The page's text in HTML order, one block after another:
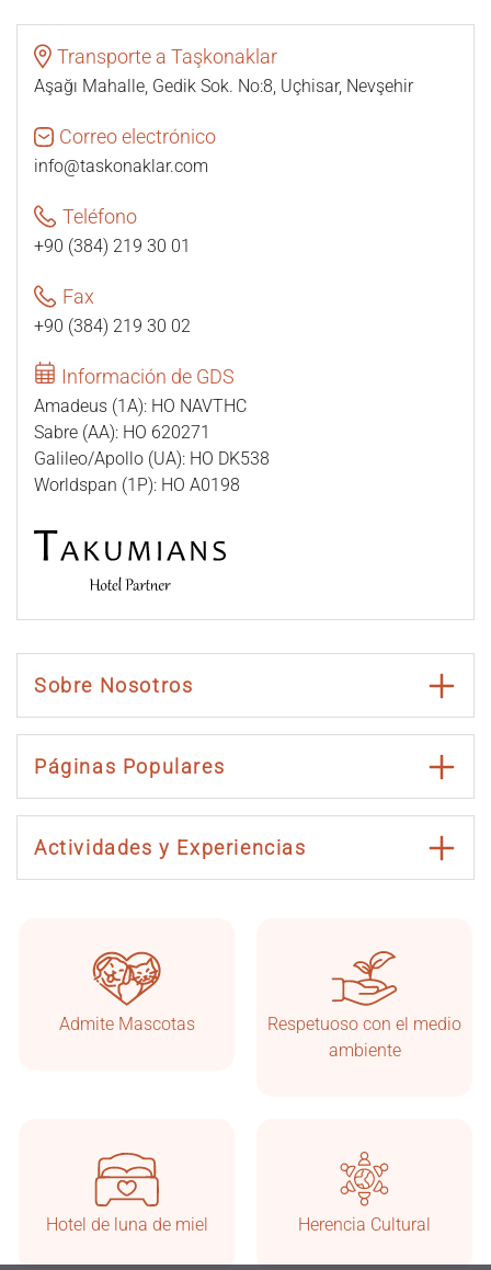
Taşkonaklar
Transporte a Taşkonaklar
Aşağı Mahalle, Gedik Sok. No:8, Uçhisar, Nevşehir
Correo electrónico
info@taskonaklar.com
Teléfono
+90 (384) 219 30 01
Fax
+90 (384) 219 30 02
Información de GDS
Amadeus (1A): HO NAVTHC
Sabre (AA): HO 620271
Galileo/Apollo (UA): HO DK538
Worldspan (1P): HO A0198
Sobre Nosotros
Páginas Populares
Actividades y Experiencias
Admite Mascotas
Respetuoso con el medio
ambiente
Hotel de luna de miel Herencia Cultural